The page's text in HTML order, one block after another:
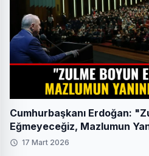
Cumhurbaşkanı Erdoğan:
Eğmeyeceğiz, Mazlumun
17 Mart 2026